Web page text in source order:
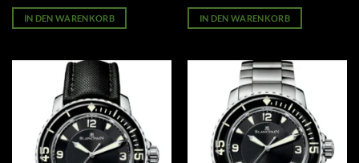
war:
499.00 €
ist:
269.00 €.
IN DEN WARENKORB
war:
499.00 €
ist:
269.00 €.
IN DEN WARENKORB